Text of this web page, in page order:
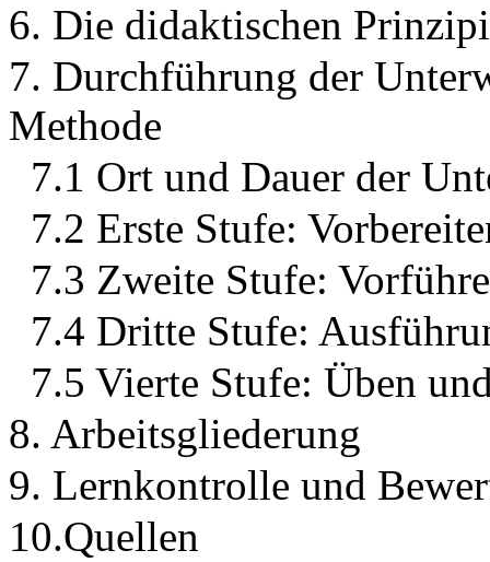
6. Die didaktischen
7. Durchführung der
Methode
7.1 Ort und Dauer der
7.2 Erste Stufe:
7.3 Zweite Stufe:
7.4 Dritte Stufe:
7.5 Vierte Stufe: Üben
8. Arbeitsgliederung
9. Lernkontrolle und
10.Quellen